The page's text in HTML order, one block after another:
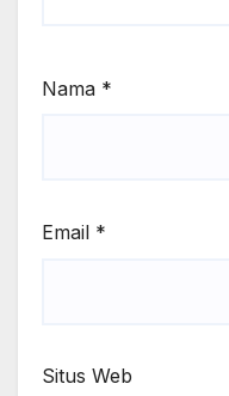
Nama *
Email *
Situs Web